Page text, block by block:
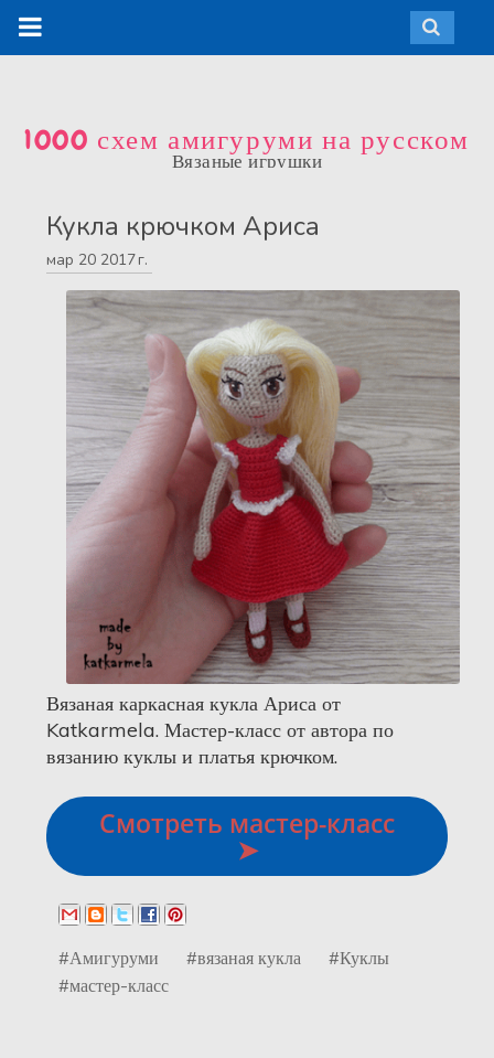
1000 схем амигуруми на русском
Вязаные игрушки
Кукла крючком Ариса
мар 20 2017 г.
Вязаная каркасная кукла Ариса от
Katkarmela. Мастер-класс от автора по
вязанию куклы и платья крючком.
Смотреть мастер-класс
➤
#Амигуруми #вязаная кукла
#Куклы
#мастер-класс